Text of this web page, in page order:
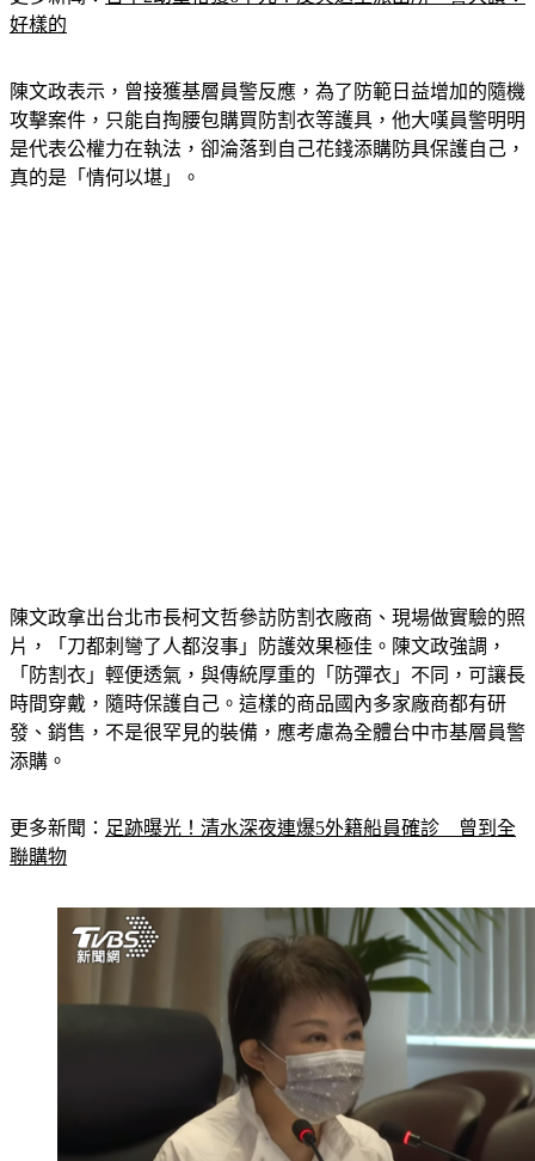
更多新聞：
陳文政表示，曾接獲基層員警反應，為了防範日益增加的隨機
攻擊案件，只能自掏腰包購買防割衣等護具，他大嘆員警明明
是代表公權力在執法，卻淪落到自己花錢添購防具保護自己，
陳文政拿出台北市長柯文哲參訪防割衣廠商、現場做實驗的照
片，「刀都刺彎了人都沒事」防護效果極佳。陳文政強調，
「防割衣」輕便透氣，與傳統厚重的「防彈衣」不同，可讓長
時間穿戴，隨時保護自己。這樣的商品國內多家廠商都有研
發、銷售，不是很罕見的裝備，應考慮為全體台中市基層員警
更多新聞：